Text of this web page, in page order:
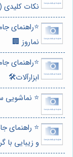
نکات کلیدی
⭐️راهنمای
نماروز 🏢
⭐️راهنمای
ابزارآلات🛠️
⭐️ نماشویی
⭐️ راهنمای
و زیبایی با